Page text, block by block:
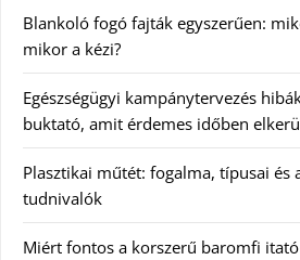
Blankoló fogó fajták egyszerűen:
mikor a kézi?
Egészségügyi kampánytervezés
buktató, amit érdemes időben
Plasztikai műtét: fogalma, típusai és
tudnivalók
Miért fontos a korszerű baromfi